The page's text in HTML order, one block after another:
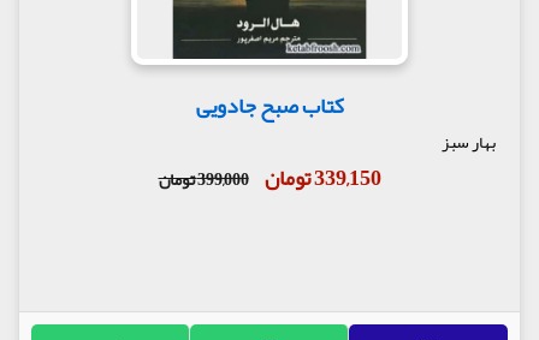
کتاب صبح جادویی
بهار سبز
339,150 تومان 399,000 تومان